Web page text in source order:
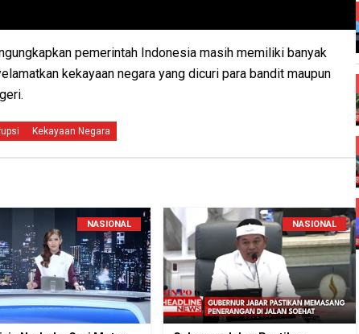
pemerintah Indonesia masih memiliki banyak
kekayaan negara yang dicuri para bandit maupun
Kekayaan Negara
NASIONAL NASIONAL